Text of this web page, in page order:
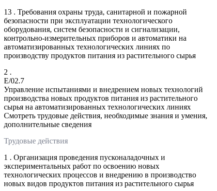
13 . Требования охраны труда, санитарной и пожарной
безопасности при эксплуатации технологического
оборудования, систем безопасности и сигнализации,
контрольно-измерительных приборов и автоматики на
автоматизированных технологических линиях по
производству продуктов питания из растительного сырья
2 .
E/02.7
Управление испытаниями и внедрением новых технологий
производства новых продуктов питания из растительного
сырья на автоматизированных технологических линиях
Смотреть трудовые действия, необходимые знания и умения,
дополнительные сведения
Трудовые действия
1 . Организация проведения пусконаладочных и
экспериментальных работ по освоению новых
технологических процессов и внедрению в производство
новых видов продуктов питания из растительного сырья